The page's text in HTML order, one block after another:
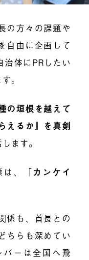
の方々の課題や
自由に企画して
治体にPRしたい
。
の垣根を越えて
えるか』を真剣
ます。
は、「 カンケイ
係も、首長との
ちらも深めてい
バーは全国へ飛